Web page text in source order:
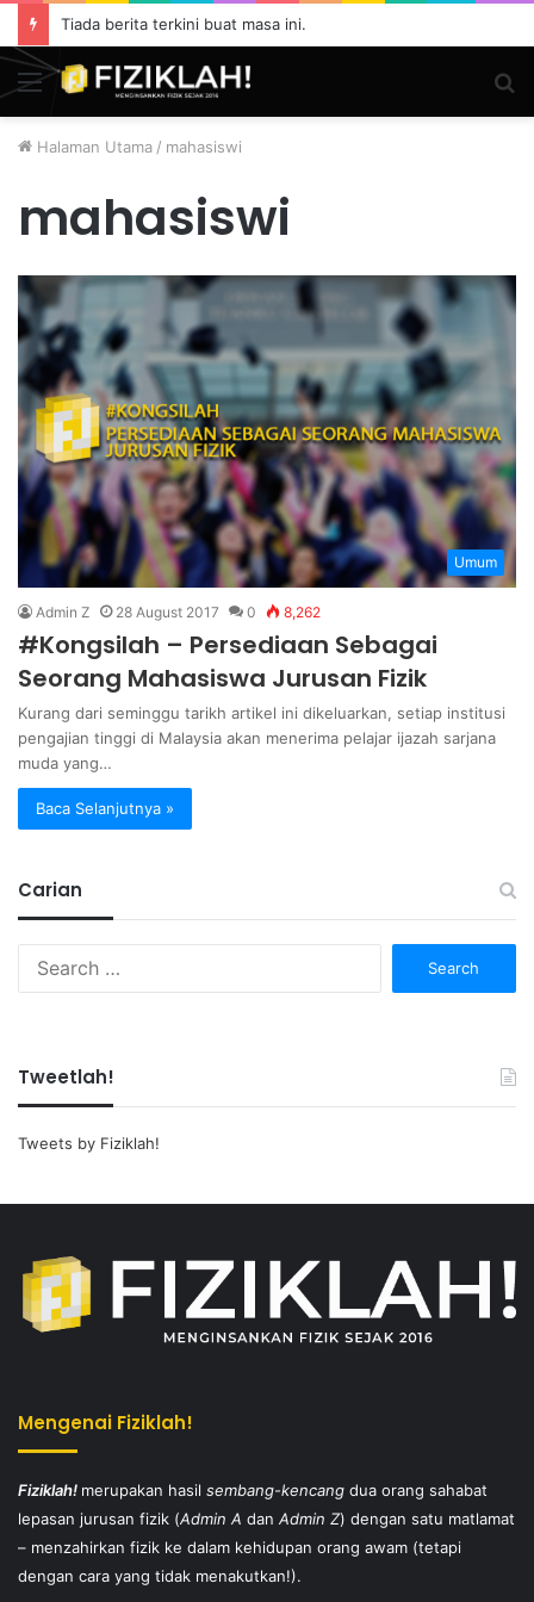
Tiada berita terkini buat masa ini.
Menu
Halaman Utama / mahasiswi
mahasiswi
Umum
Admin Z 28 August 2017 0 8,262
#Kongsilah – Persediaan Sebagai
Seorang Mahasiswa Jurusan Fizik
Kurang dari seminggu tarikh artikel ini dikeluarkan, setiap institusi
pengajian tinggi di Malaysia akan menerima pelajar ijazah sarjana
muda yang…
Baca Selanjutnya »
Carian
Tweetlah!
Tweets by Fiziklah!
Mengenai Fiziklah!
Fiziklah! merupakan hasil sembang-kencang dua orang sahabat
lepasan jurusan fizik (Admin A dan Admin Z) dengan satu matlamat
– menzahirkan fizik ke dalam kehidupan orang awam (tetapi
dengan cara yang tidak menakutkan!).